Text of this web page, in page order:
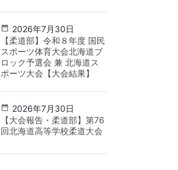
2026年7月30日
【柔道部】令和８年度 国民
スポーツ体育大会北海道ブ
ロック予選会 兼 北海道ス
ポーツ大会【大会結果】
2026年7月30日
【大会報告・柔道部】第76
回北海道高等学校柔道大会